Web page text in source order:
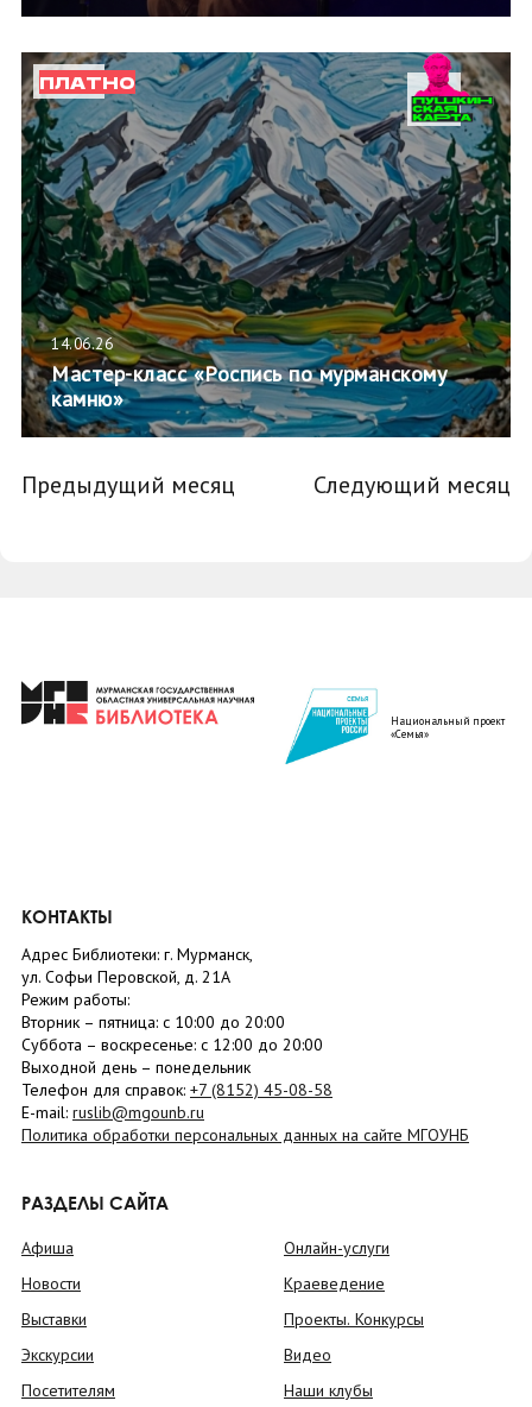
ПЛАТНО
14.06.26
Мастер-класс «Роспись по мурманскому
камню»
Предыдущий месяц Следующий месяц
Национальный проект
«Семья»
КОНТАКТЫ
Адрес Библиотеки: г. Мурманск,
ул. Софьи Перовской, д. 21А
Режим работы:
Вторник – пятница: с 10:00 до 20:00
Суббота – воскресенье: c 12:00 до 20:00
Выходной день – понедельник
Телефон для справок: +7 (8152) 45-08-58
E-mail: ruslib@mgounb.ru
Политика обработки персональных данных на сайте МГОУНБ
РАЗДЕЛЫ САЙТА
Афиша
Новости
Выставки
Экскурсии
Посетителям
Онлайн-услуги
Краеведение
Проекты. Конкурсы
Видео
Наши клубы